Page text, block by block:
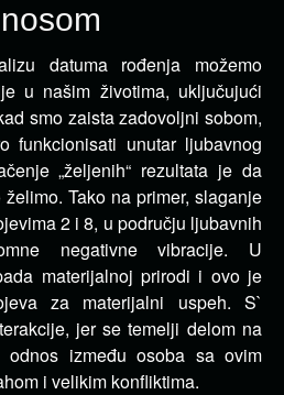
datuma rođenja možemo
u našim životima, uključujući
smo zaista zadovoljni sobom,
funkcionisati unutar ljubavnog
„željenih“ rezultata je da
Tako na primer, slaganje
2 i 8, u području ljubavnih
negativne vibracije. U
materijalnoj prirodi i ovo je
za materijalni uspeh. S`
jer se temelji delom na
između osoba sa ovim
i velikim konfliktima.